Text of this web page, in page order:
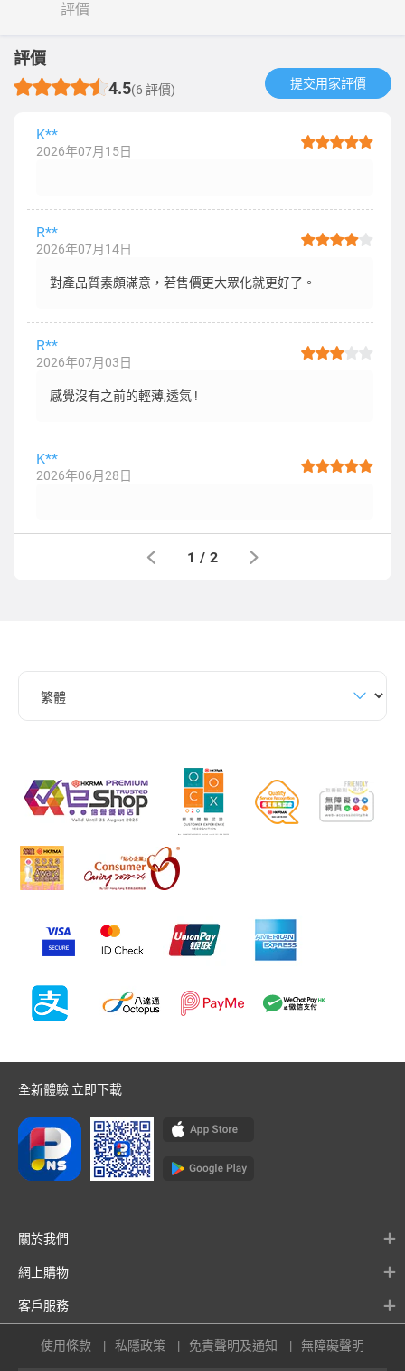
評價
評價
4.5(6 評價) 提交用家評價​
K**
2026年07月15日
R**
2026年07月14日
對產品質素頗滿意，若售價更大眾化就更好了。
R**
2026年07月03日
感覺沒有之前的輕薄,透氣 !
K**
2026年06月28日
1 / 2
全新體驗 立即下載
關於我們
網上購物
客戶服務
使用條款 私隱政策 免責聲明及通知 無障礙聲明